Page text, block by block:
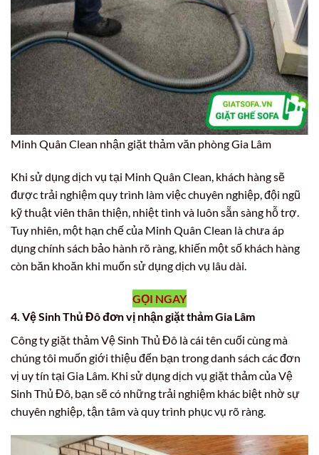
Minh Quân Clean nhận giặt thảm văn phòng Gia Lâm
Khi sử dụng dịch vụ tại Minh Quân Clean, khách hàng sẽ
được trải nghiệm quy trình làm việc chuyên nghiệp, đội ngũ
kỹ thuật viên thân thiện, nhiệt tình và luôn sẵn sàng hỗ trợ.
Tuy nhiên, một hạn chế của Minh Quân Clean là chưa áp
dụng chính sách bảo hành rõ ràng, khiến một số khách hàng
còn băn khoăn khi muốn sử dụng dịch vụ lâu dài.
GỌI NGAY
4. Vệ Sinh Thủ Đô đơn vị nhận giặt thảm Gia Lâm
Công ty giặt thảm Vệ Sinh Thủ Đô là cái tên cuối cùng mà
chúng tôi muốn giới thiệu đến bạn trong danh sách các đơn
vị uy tín tại Gia Lâm. Khi sử dụng dịch vụ giặt thảm của Vệ
Sinh Thủ Đô, bạn sẽ có những trải nghiệm khác biệt nhờ sự
chuyên nghiệp, tận tâm và quy trình phục vụ rõ ràng.